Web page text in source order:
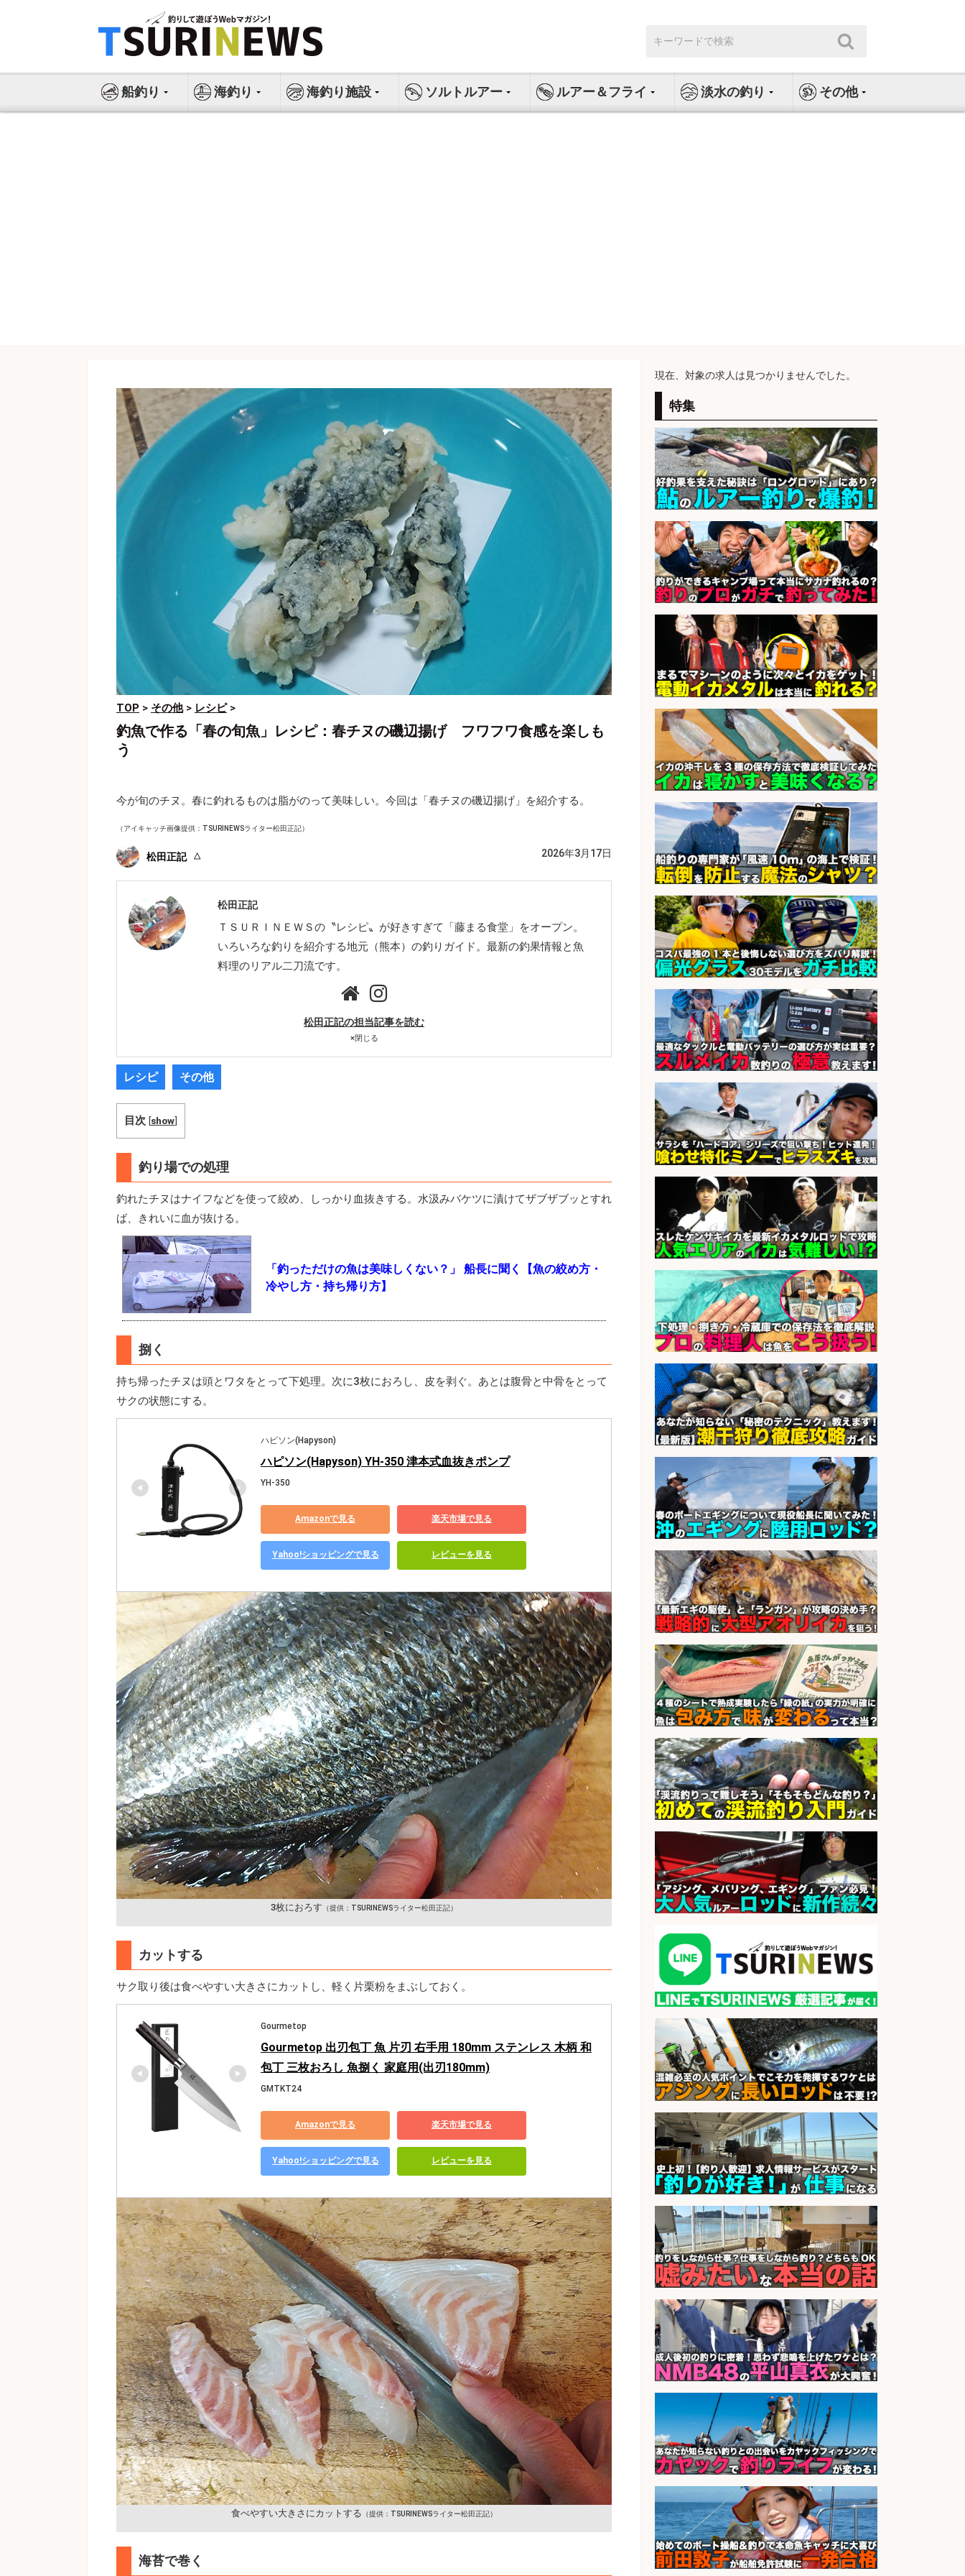
ス
索:
船釣り 海釣り 海釣り施設 ソルトルアー ルアー＆フライ 淡水の釣り その他
TOP > その他> レシピ>
釣魚で作る「春の旬魚」レシピ：春チヌの磯辺揚げ フワフワ食感を楽しも
う
今が旬のチヌ。春に釣れるものは脂がのって美味しい。今回は「春チヌの磯辺揚げ」を紹介する。
（アイキャッチ画像提供：TSURINEWSライター松田正記）
松田正記 2026年3月17日
松田正記
ＴＳＵＲＩＮＥＷＳの〝レシピ〟が好きすぎて「藤まる食堂」をオープン。
いろいろな釣りを紹介する地元（熊本）の釣りガイド。最新の釣果情報と魚
料理のリアル二刀流です。
松田正記の担当記事を読む
×閉じる
レシピ その他
目次 [show]
釣り場での処理
釣れたチヌはナイフなどを使って絞め、しっかり血抜きする。水汲みバケツに漬けてザブザブッとすれ
ば、きれいに血が抜ける。
「釣っただけの魚は美味しくない？」 船長に聞く【魚の絞め方・
冷やし方・持ち帰り方】
捌く
持ち帰ったチヌは頭とワタをとって下処理。次に3枚におろし、皮を剥ぐ。あとは腹骨と中骨をとって
サクの状態にする。
ハピソン(Hapyson)
ハピソン(Hapyson) YH-350 津本式血抜きポンプ
YH-350
Amazonで見る 楽天市場で見る
Yahoo!ショッピングで見る レビューを見る
3枚におろす （提供：TSURINEWSライター松田正記）
カットする
サク取り後は食べやすい大きさにカットし、軽く片栗粉をまぶしておく。
Gourmetop
Gourmetop 出刃包丁 魚 片刃 右手用 180mm ステンレス 木柄 和
包丁 三枚おろし 魚捌く 家庭用(出刃180mm)
GMTKT24
Amazonで見る 楽天市場で見る
Yahoo!ショッピングで見る レビューを見る
食べやすい大きさにカットする （提供：TSURINEWSライター松田正記）
海苔で巻く
現在、対象の求人は見つかりませんでした。
特集